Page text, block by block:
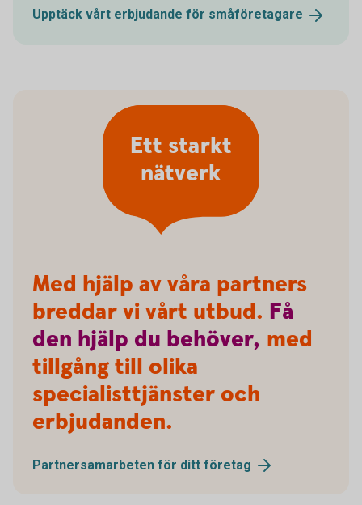
Upptäck vårt erbjudande för småföretagare
Ett starkt
nätverk
Med hjälp av våra partners
breddar vi vårt utbud. Få
den hjälp du behöver, med
tillgång till olika
specialisttjänster och
erbjudanden.
Partnersamarbeten för ditt företag